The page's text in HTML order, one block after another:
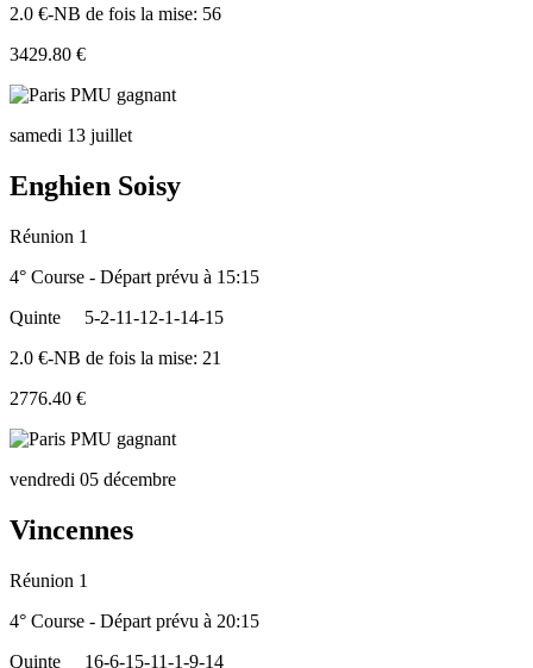
2.0 €-NB de fois la mise: 56
3429.80 €
samedi 13 juillet
Enghien Soisy
Réunion 1
4° Course - Départ prévu à 15:15
Quinte
5-2-11-12-1-14-15
2.0 €-NB de fois la mise: 21
2776.40 €
vendredi 05 décembre
Vincennes
Réunion 1
4° Course - Départ prévu à 20:15
Quinte
16-6-15-11-1-9-14